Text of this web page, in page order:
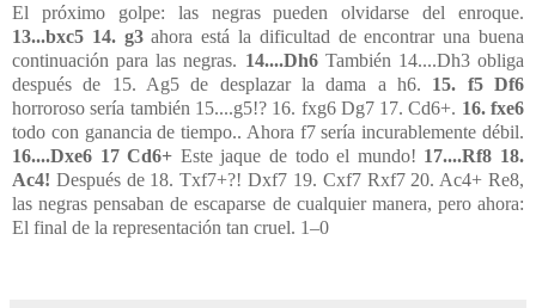
El próximo golpe: las negras pueden olvidarse del enroque.
13...bxc5 14. g3ahora está la dificultad de encontrar una buena
continuación para las negras. 14....Dh6También 14....Dh3 obliga
después de 15. Ag5 de desplazar la dama a h6. 15. f5 Df6
horroroso sería también 15....g5!? 16. fxg6 Dg7 17. Cd6+. 16. fxe6
todo con ganancia de tiempo.. Ahora f7 sería incurablemente débil.
16....Dxe6 17 Cd6+ Este jaque de todo el mundo! 17....Rf8 18.
Ac4! Después de 18. Txf7+?! Dxf7 19. Cxf7 Rxf7 20. Ac4+ Re8,
las negras pensaban de escaparse de cualquier manera, pero ahora:
El final de la representación tan cruel. 1–0